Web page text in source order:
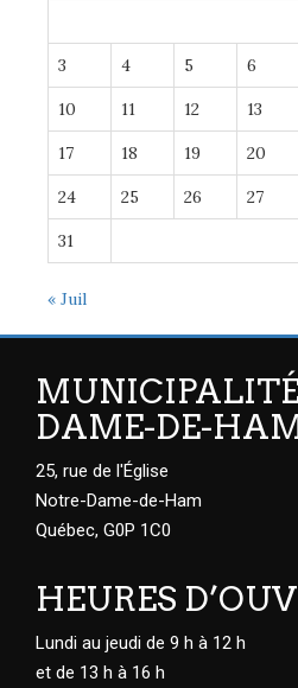
3 4 5 6
10 11 12 13
17 18 19 20
24 25 26 27
31
« Juil
DAME-DE-
25, rue de l'Église
Notre-Dame-de-Ham
Québec, G0P 1C0
HEURES
Lundi au jeudi de 9 h à 12 h
et de 13 h à 16 h